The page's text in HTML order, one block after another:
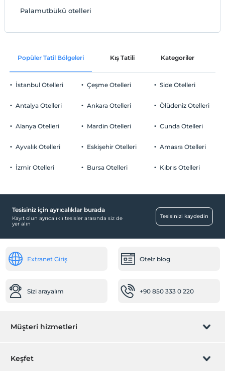
Palamutbükü otelleri
Popüler Tatil Bölgeleri Kış Tatili Kategoriler
İstanbul Otelleri
Antalya Otelleri
Alanya Otelleri
Ayvalık Otelleri
İzmir Otelleri
Çeşme Otelleri
Ankara Otelleri
Mardin Otelleri
Eskişehir Otelleri
Bursa Otelleri
Side Otelleri
Ölüdeniz Otelleri
Cunda Otelleri
Amasra Otelleri
Kıbrıs Otelleri
Tesisiniz için ayrıcalıklar burada
Kayıt olun ayrıcalıklı tesisler arasında siz de
yer alın
Tesisinizi kaydedin
Extranet Giriş Otelz blog
Sizi arayalım +90 850 333 0 220
Müşteri hizmetleri
Rezervasyon yönet
Keşfet